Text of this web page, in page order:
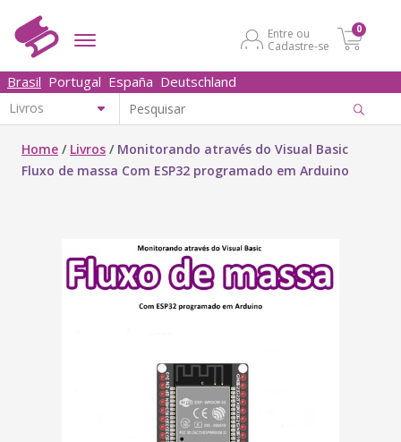
Entre ou
Cadastre-se
0
Brasil Portugal España Deutschland
Home / Livros / Monitorando através do Visual Basic
Fluxo de massa Com ESP32 programado em Arduino